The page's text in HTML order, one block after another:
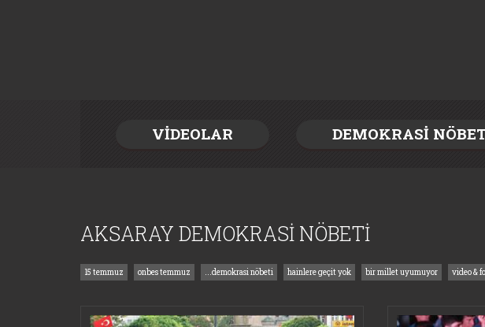
VİDEOLAR DEMOKRASİ
AKSARAY DEMOKRASİ NÖBETİ
15 temmuz onbes temmuz ...demokrasi nöbeti hainlere geçit yok bir millet uyumuyor video &